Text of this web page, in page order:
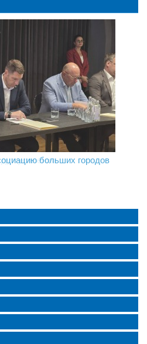
усилениябольших городов
«Mediastrims» расскажет
возможностями